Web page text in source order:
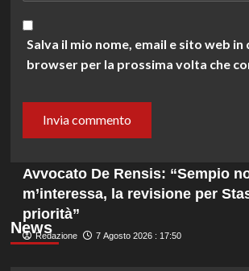
Salva il mio nome, email e sito web in
browser per la prossima volta che
News
Avvocato De Rensis: “Sempio
m’interessa, la revisione per
priorità”
Redazione 7 Agosto 2026 : 17:50